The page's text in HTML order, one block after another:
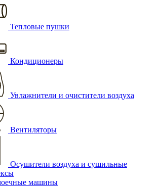
Тепловые пушки
Кондиционеры
Увлажнители и очистители воздуха
Вентиляторы
Осушители воздуха и сушильные
машины